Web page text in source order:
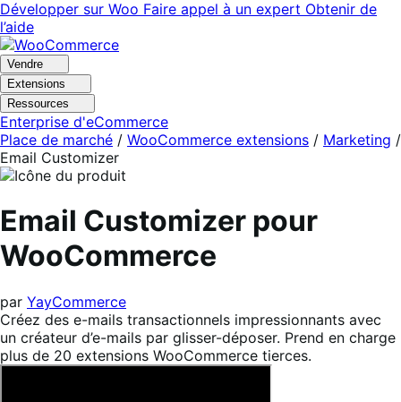
Aller
à
la
navigation
Aller
au
contenu
principal
Développer sur Woo Faire appel à un expert Obtenir de
l’aide
Vendre
Extensions
Ressources
Enterprise d'eCommerce
Place de marché / WooCommerce extensions / Marketing /
Email Customizer
Email Customizer pour
WooCommerce
par YayCommerce
Créez des e-mails transactionnels impressionnants avec
un créateur d’e-mails par glisser-déposer. Prend en charge
plus de 20 extensions WooCommerce tierces.